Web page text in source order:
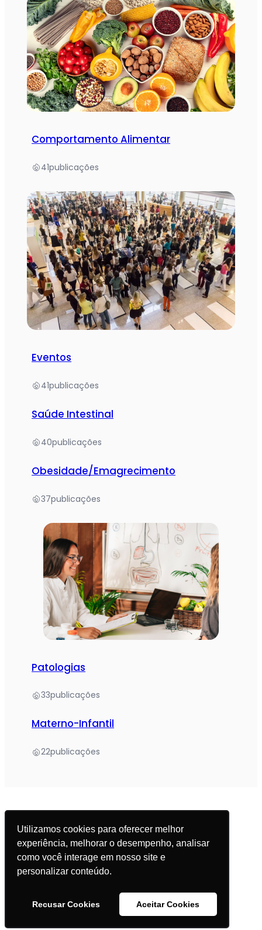
Utilizamos cookies para oferecer melhor
experiência, melhorar o desempenho, analisar
como você interage em nosso site e
personalizar conteúdo.
Recusar Cookies Aceitar Cookies
Comportamento Alimentar
41publicações
Eventos
41publicações
Saúde Intestinal
40publicações
Obesidade/Emagrecimento
37publicações
Patologias
33publicações
Materno-Infantil
22publicações
© 2025 Academia da Nutrição. Todos os direitos
reservados.